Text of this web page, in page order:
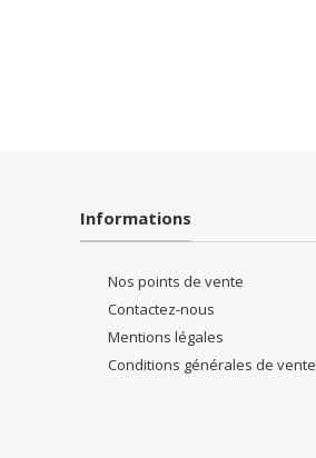
Informations
Nos points de vente
Contactez-nous
Mentions légales
Conditions générales de vente